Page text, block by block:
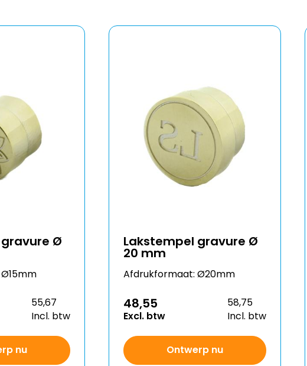
Ø
55,67
Incl. btw
nu
Lakstempel gravure Ø
20 mm
Afdrukformaat: Ø20mm
48,55
Excl. btw
58,75
Incl. btw
Ontwerp nu